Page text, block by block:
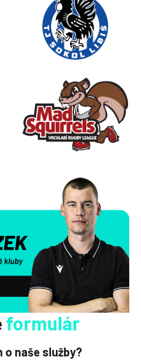
formulár
o naše služby?